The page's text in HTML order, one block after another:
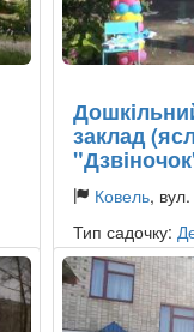
заклад
Ковель,
Тип садочку: